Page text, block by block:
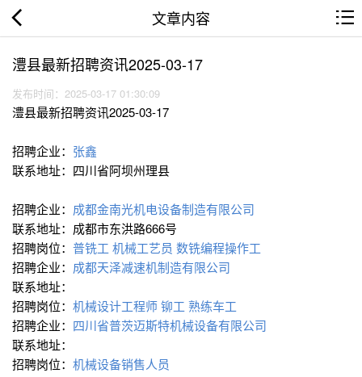
文章内容
澧县最新招聘资讯2025-03-17
发布时间：2025-03-17 01:30:09
澧县最新招聘资讯2025-03-17
招聘企业： 张鑫
联系地址：四川省阿坝州理县
招聘企业： 成都金南光机电设备制造有限公司
联系地址：成都市东洪路666号
招聘岗位： 普铣工 机械工艺员 数铣编程操作工
招聘企业： 成都天泽减速机制造有限公司
联系地址：
招聘岗位： 机械设计工程师铆工 熟练车工
招聘企业： 四川省普茨迈斯特机械设备有限公司
联系地址：
招聘岗位： 机械设备销售人员